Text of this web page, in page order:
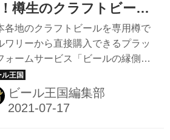
樽生のクラフトビール
入できる産直ECサイ
ビールの縁側」で店舗
サービスを開始
各地のクラフトビールを専用樽で
ワリーから直接購入できるプラッ
ォームサービス「ビールの縁側」
2021年7月15日（木）から店舗受
ービスを開始した。サイト上で決
た商品をブルワリーで直接受け取
ビール王国編集部